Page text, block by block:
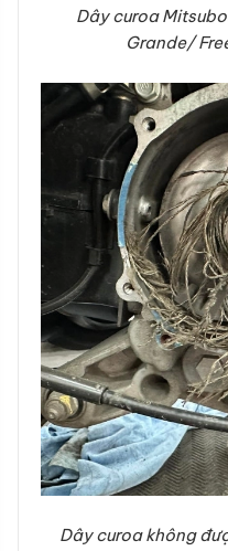
Dây curoa
Grande/
Dây curoa không